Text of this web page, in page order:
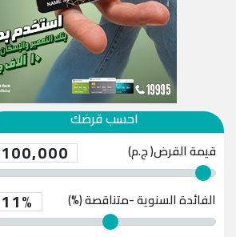
احسب قرضك
قيمة القرض( ج.م) 100,000
الفائدة السنوية -متناقصة (%) 11%